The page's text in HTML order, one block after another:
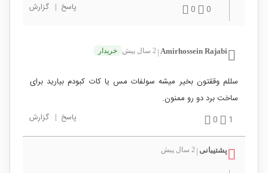
0
0 پاسخ | گزارش
Amirhossein Rajabi
| 2 سال پیش خریدار
سللم وققتون بخیر میشه سولفات مس یا کات کبودم بیارید برای
ساخت برد دو رو ممنون.
1
0 پاسخ | گزارش
پشتیبانی | 2 سال پیش